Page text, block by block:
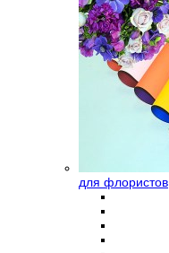
для флористов